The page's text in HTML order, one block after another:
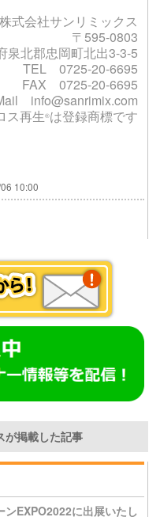
株式会社サンリミックス
〒595-0803
泉北郡忠岡町北出3-3-5
TEL 0725-20-6695
FAX 0725-20-6695
info@sanrimix.com
ス再生®は登録商標です
10:00
が掲載した記事
ンEXPO2022に出展いたし